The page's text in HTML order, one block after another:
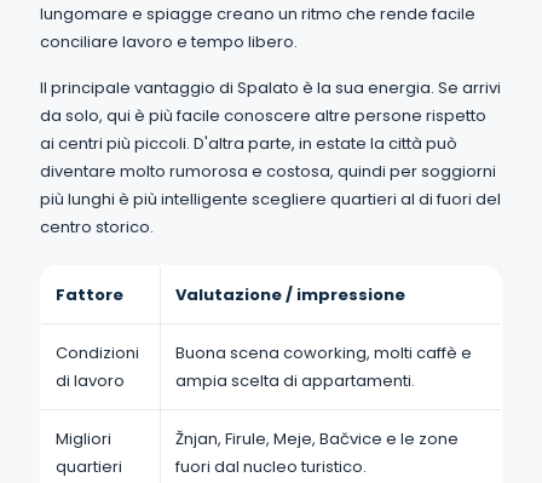
lungomare e spiagge creano un ritmo che rende facile
conciliare lavoro e tempo libero.
Il principale vantaggio di Spalato è la sua energia. Se arrivi
da solo, qui è più facile conoscere altre persone rispetto
ai centri più piccoli. D'altra parte, in estate la città può
diventare molto rumorosa e costosa, quindi per soggiorni
più lunghi è più intelligente scegliere quartieri al di fuori del
centro storico.
Fattore Valutazione / impressione
Condizioni
di lavoro
Buona scena coworking, molti caffè e
ampia scelta di appartamenti.
Migliori
quartieri
Žnjan, Firule, Meje, Bačvice e le zone
fuori dal nucleo turistico.